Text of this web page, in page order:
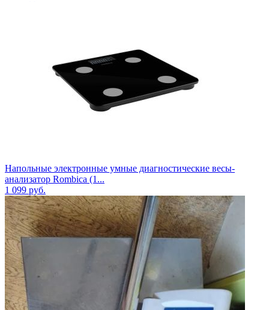
Напольные электронные умные диагностические весы-
анализатор Rombica (1...
1 099 руб.